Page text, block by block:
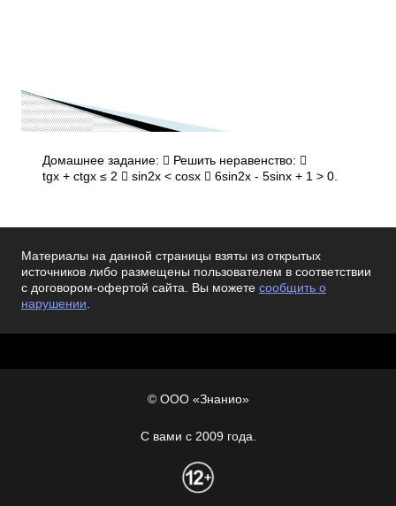
Домашнее задание:  Решить неравенство: 
tgx + ctgx ≤ 2  sin2x < cosx  6sin2x - 5sinx + 1 > 0.
Материалы на данной страницы взяты из открытых
источников либо размещены пользователем в соответствии
с договором-офертой сайта. Вы можете сообщить о
нарушении.
© ООО «Знанио»
С вами с 2009 года.